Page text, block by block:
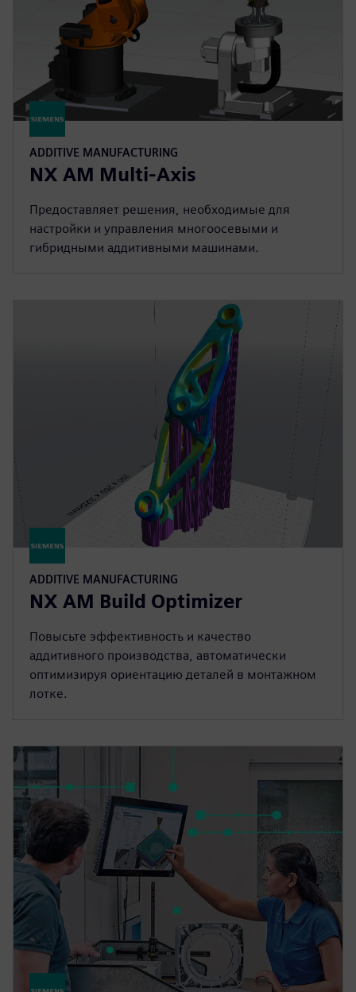
ADDITIVE MANUFACTURING
NX AM Multi-Axis
Предоставляет решения, необходимые для
настройки и управления многоосевыми и
гибридными аддитивными машинами.
ADDITIVE MANUFACTURING
NX AM Build Optimizer
Повысьте эффективность и качество
аддитивного производства, автоматически
оптимизируя ориентацию деталей в монтажном
лотке.